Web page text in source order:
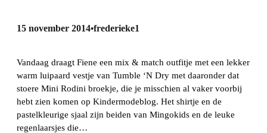
15 november 2014•frederieke1
Vandaag draagt Fiene een mix & match outfitje met een lekker
warm luipaard vestje van Tumble ‘N Dry met daaronder dat
stoere Mini Rodini broekje, die je misschien al vaker voorbij
hebt zien komen op Kindermodeblog. Het shirtje en de
pastelkleurige sjaal zijn beiden van Mingokids en de leuke
regenlaarsjes die…